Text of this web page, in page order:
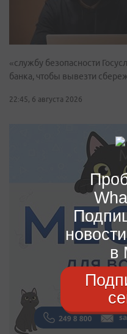
«службу безопасности
банка, чтобы вывезти
22:45, 6 августа 2026
в